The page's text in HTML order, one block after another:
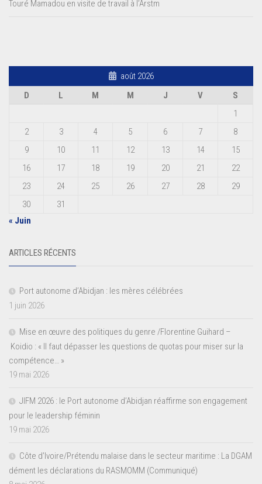
Touré Mamadou en visite de travail à l’Arstm
août 2026
D
L M M J V
S
1
2
3 4 5 6 7
8
9
10 11 12 13 14
15
16
17 18 19 20 21
22
23
24 25 26 27 28
29
30
31
« Juin
ARTICLES RÉCENTS
Port autonome d’Abidjan : les mères célébrées
1 juin 2026
Mise en œuvre des politiques du genre /Florentine Guihard –
Koidio : « Il faut dépasser les questions de quotas pour miser sur la
compétence… »
19 mai 2026
JIFM 2026 : le Port autonome d’Abidjan réaffirme son engagement
pour le leadership féminin
19 mai 2026
Côte d’Ivoire/Prétendu malaise dans le secteur maritime : La DGAM
dément les déclarations du RASMOMM (Communiqué)